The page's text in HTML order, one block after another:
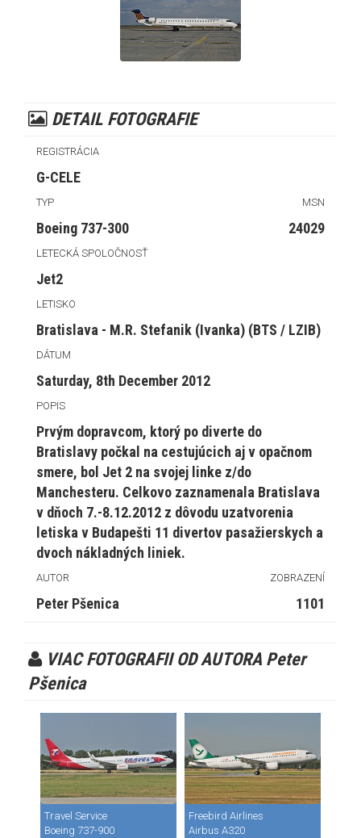
DETAIL FOTOGRAFIE
REGISTRÁCIA
G-CELE
TYP MSN
Boeing 737-300 24029
LETECKÁ SPOLOČNOSŤ
Jet2
LETISKO
Bratislava - M.R. Stefanik (Ivanka) (BTS / LZIB)
DÁTUM
Saturday, 8th December 2012
POPIS
Prvým dopravcom, ktorý po diverte do
Bratislavy počkal na cestujúcich aj v opačnom
smere, bol Jet 2 na svojej linke z/do
Manchesteru. Celkovo zaznamenala Bratislava
v dňoch 7.-8.12.2012 z dôvodu uzatvorenia
letiska v Budapešti 11 divertov pasažierskych a
dvoch nákladných liniek.
AUTOR ZOBRAZENÍ
Peter Pšenica 1101
VIAC FOTOGRAFII OD AUTORA Peter
Pšenica
Travel Service
Boeing 737-900
Freebird Airlines
Airbus A320